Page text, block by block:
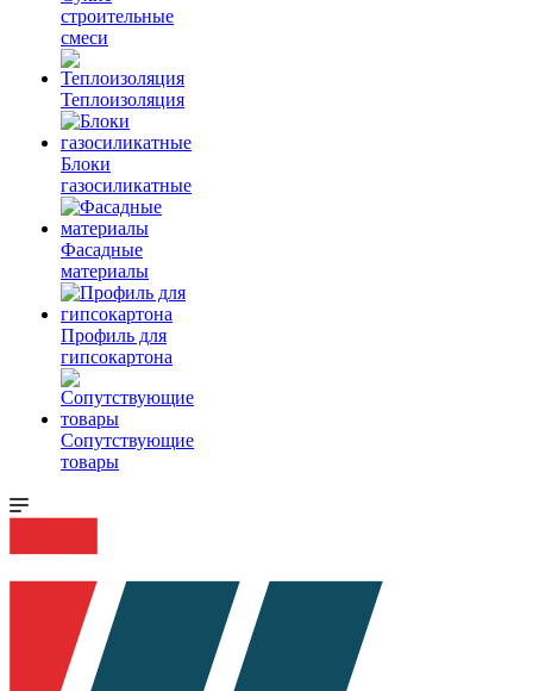
строительные
смеси
Теплоизоляция
Блоки
газосиликатные
Фасадные
материалы
Профиль для
гипсокартона
Сопутствующие
товары